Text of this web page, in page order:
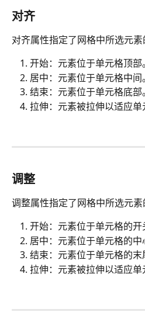
对齐
对齐属性指定了网格中所选元素
开始：元素位于单元格顶部。
居中：元素位于单元格中间。
结束：元素位于单元格底部。
拉伸：元素被拉伸以适应单
调整
调整属性指定了网格中所选元素
开始：元素位于单元格的开
居中：元素位于单元格的中
结束：元素位于单元格的末
拉伸：元素被拉伸以适应单